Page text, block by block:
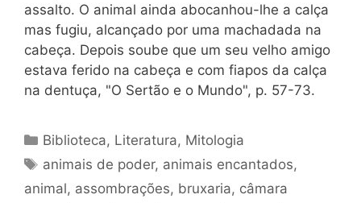
assalto. O animal ainda abocanhou-lhe a calça
mas fugiu, alcançado por uma machadada na
cabeça. Depois soube que um seu velho amigo
estava ferido na cabeça e com fiapos da calça
na dentuça, "O Sertão e o Mundo", p. 57-73.
Categorias
Biblioteca, Literatura, Mitologia
Tags
animais de poder, animais encantados,
animal, assombrações, bruxaria, câmara